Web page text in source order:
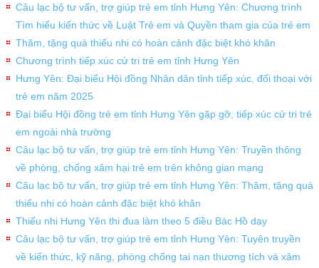
Câu lạc bộ tư vấn, trợ giúp trẻ em tỉnh Hưng Yên: Chương trình
Tìm hiểu kiến thức về Luật Trẻ em và Quyền tham gia của trẻ em
Thăm, tặng quà thiếu nhi có hoàn cảnh đặc biệt khó khăn
Chương trình tiếp xúc cử tri trẻ em tỉnh Hưng Yên
Hưng Yên: Đại biểu Hội đồng Nhân dân tỉnh tiếp xúc, đối thoại với
trẻ em năm 2025
Đại biểu Hội đồng trẻ em tỉnh Hưng Yên gặp gỡ, tiếp xúc cử tri trẻ
em ngoài nhà trường
Câu lạc bộ tư vấn, trợ giúp trẻ em tỉnh Hưng Yên: Truyền thông
về phòng, chống xâm hại trẻ em trên không gian mạng
Câu lạc bộ tư vấn, trợ giúp trẻ em tỉnh Hưng Yên: Thăm, tặng quà
thiếu nhi có hoàn cảnh đặc biệt khó khăn
Thiếu nhi Hưng Yên thi đua làm theo 5 điều Bác Hồ dạy
Câu lạc bộ tư vấn, trợ giúp trẻ em tỉnh Hưng Yên: Tuyên truyền
về kiến thức, kỹ năng, phòng chống tai nạn thương tích và xâm